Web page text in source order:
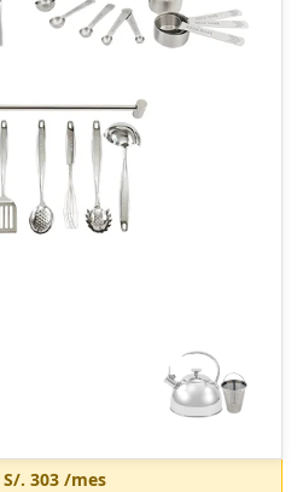
S/. 303/mes